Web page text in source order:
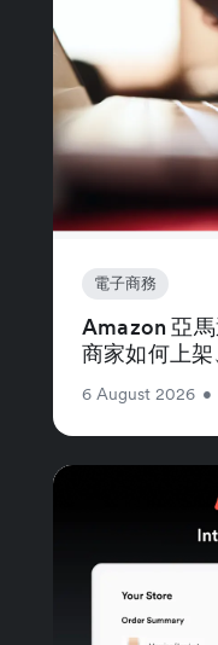
電子商務
Amazon 亞
商家如何上
6 August 2026 •